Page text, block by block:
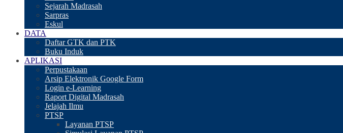
Sejarah Madrasah
Sarpras
Eskul
DATA
Daftar GTK dan PTK
Buku Induk
APLIKASI
Perpustakaan
Arsip Elektronik Google Form
Login e-Learning
Raport Digital Madrasah
Jelajah Ilmu
PTSP
Layanan PTSP